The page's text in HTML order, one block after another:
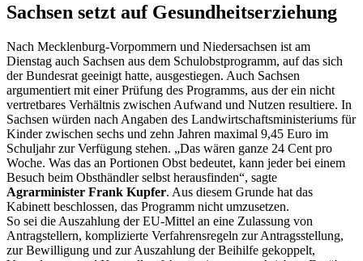
Sachsen setzt auf Gesundheitserziehung
Nach Mecklenburg-Vorpommern und Niedersachsen ist am
Dienstag auch Sachsen aus dem Schulobstprogramm, auf das sich
der Bundesrat geeinigt hatte, ausgestiegen. Auch Sachsen
argumentiert mit einer Prüfung des Programms, aus der ein nicht
vertretbares Verhältnis zwischen Aufwand und Nutzen resultiere. In
Sachsen würden nach Angaben des Landwirtschaftsministeriums für
Kinder zwischen sechs und zehn Jahren maximal 9,45 Euro im
Schuljahr zur Verfügung stehen. „Das wären ganze 24 Cent pro
Woche. Was das an Portionen Obst bedeutet, kann jeder bei einem
Besuch beim Obsthändler selbst herausfinden“, sagte
Agrarminister Frank Kupfer. Aus diesem Grunde hat das
Kabinett beschlossen, das Programm nicht umzusetzen.
So sei die Auszahlung der EU-Mittel an eine Zulassung von
Antragstellern, komplizierte Verfahrensregeln zur Antragsstellung,
zur Bewilligung und zur Auszahlung der Beihilfe gekoppelt,